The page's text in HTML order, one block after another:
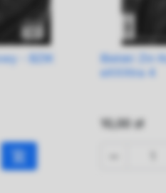
- BZIK

Dodaj do koszyka

Bielski Zin
eXXXtra 4
10,00 zł